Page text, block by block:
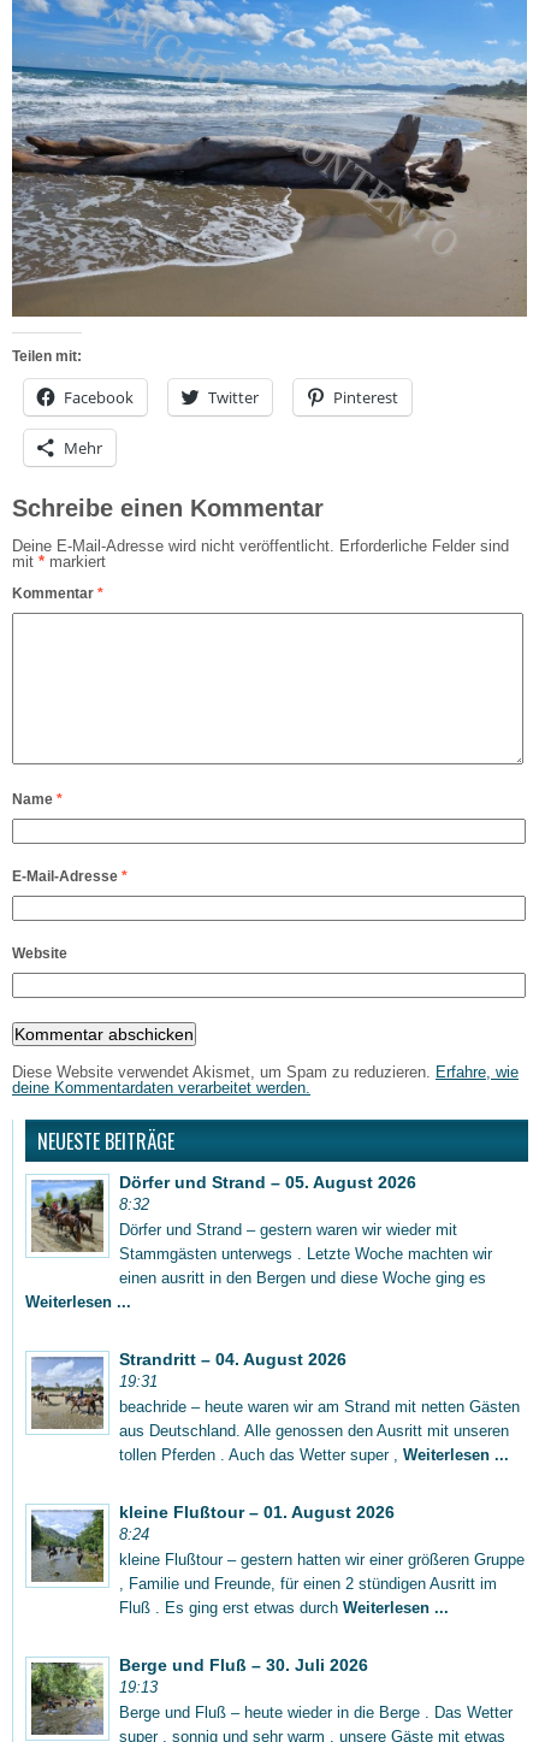
Teilen mit:
Facebook Twitter Pinterest
Mehr
Schreibe einen Kommentar
Deine E-Mail-Adresse wird nicht veröffentlicht. Erforderliche Felder sind
mit * markiert
Kommentar *
Name *
E-Mail-Adresse *
Website
Diese Website verwendet Akismet, um Spam zu reduzieren. Erfahre, wie
deine Kommentardaten verarbeitet werden.
NEUESTE BEITRÄGE
Dörfer und Strand – 05. August 2026
8:32
Dörfer und Strand – gestern waren wir wieder mit
Stammgästen unterwegs . Letzte Woche machten wir
einen ausritt in den Bergen und diese Woche ging es
Weiterlesen ...
Strandritt – 04. August 2026
19:31
beachride – heute waren wir am Strand mit netten Gästen
aus Deutschland. Alle genossen den Ausritt mit unseren
tollen Pferden . Auch das Wetter super , Weiterlesen ...
kleine Flußtour – 01. August 2026
8:24
kleine Flußtour – gestern hatten wir einer größeren Gruppe
, Familie und Freunde, für einen 2 stündigen Ausritt im
Fluß . Es ging erst etwas durch Weiterlesen ...
Berge und Fluß – 30. Juli 2026
19:13
Berge und Fluß – heute wieder in die Berge . Das Wetter
super , sonnig und sehr warm . unsere Gäste mit etwas